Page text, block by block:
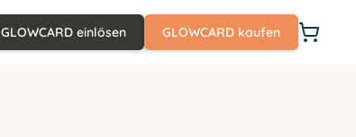
GLOWCARD einlösen GLOWCARD kaufen